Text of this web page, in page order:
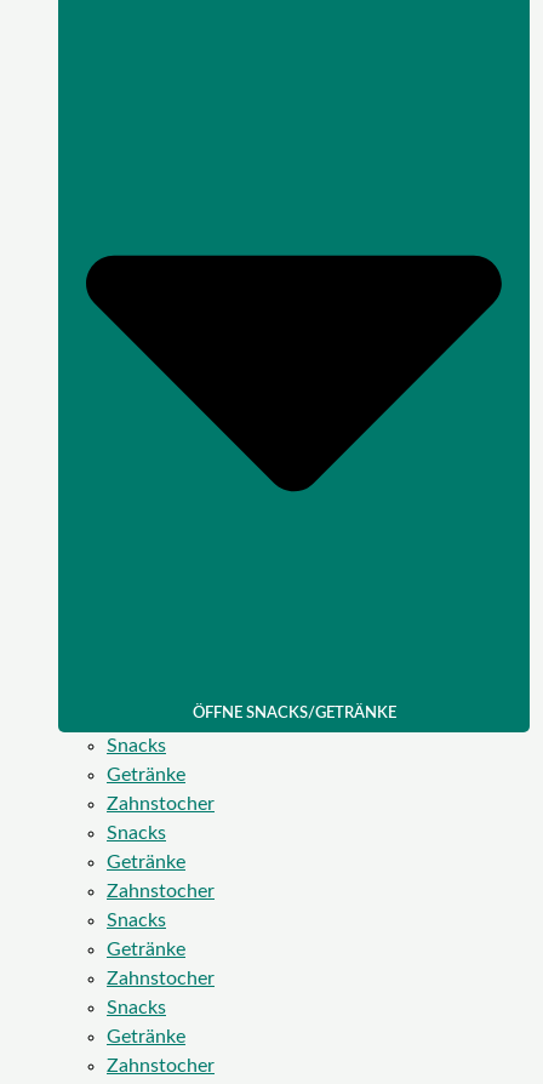
ÖFFNE SNACKS/GETRÄNKE
Snacks
Getränke
Zahnstocher
Snacks
Getränke
Zahnstocher
Snacks
Getränke
Zahnstocher
Snacks
Getränke
Zahnstocher